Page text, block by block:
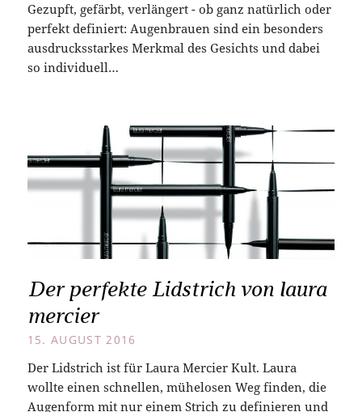
Gezupft, gefärbt, verlängert - ob ganz natürlich oder
perfekt definiert: Augenbrauen sind ein besonders
ausdrucksstarkes Merkmal des Gesichts und dabei
so individuell…
Der perfekte Lidstrich von laura
mercier
15. AUGUST 2016
Der Lidstrich ist für Laura Mercier Kult. Laura
wollte einen schnellen, mühelosen Weg finden, die
Augenform mit nur einem Strich zu definieren und